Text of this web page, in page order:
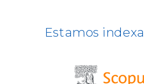
BASE
Estamos